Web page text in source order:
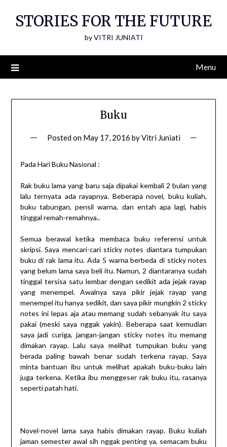
STORIES FOR THE FUTURE
by VITRI JUNIATI
Menu
Buku
Posted on May 17, 2016 byVitri Juniati
Pada Hari Buku Nasional :
Rak buku lama yang baru saja dipakai kembali 2 bulan yang
lalu ternyata ada rayapnya. Beberapa novel, buku kuliah,
buku tabungan, pensil warna, dan entah apa lagi, habis
tinggal remah-remahnya..
Semua berawal ketika membaca buku referensi untuk
skripsi. Saya mencari-cari sticky notes diantara tumpukan
buku di rak lama itu. Ada 5 warna berbeda di sticky notes
yang belum lama saya beli itu. Namun, 2 diantaranya sudah
tinggal tersisa satu lembar dengan sedikit ada jejak rayap
yang menempel. Awalnya saya pikir jejak rayap yang
menempel itu hanya sedikit, dan saya pikir mungkin 2 sticky
notes ini lepas aja atau memang sudah sebanyak itu saya
pakai (meski saya nggak yakin). Beberapa saat kemudian
saya jadi curiga, jangan-jangan sticky notes itu memang
dimakan rayap. Lalu saya melihat tumpukan buku yang
berada paling bawah benar sudah terkena rayap. Saya
minta bantuan ibu untuk melihat apakah buku-buku lain
juga terkena. Ketika ibu menggeser rak buku itu, rasanya
seperti patah hati.
Novel-novel lama saya habis dimakan rayap. Buku kuliah
jaman semester awal sih nggak penting ya, semacam buku